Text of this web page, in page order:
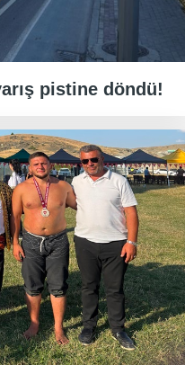
pistine döndü!